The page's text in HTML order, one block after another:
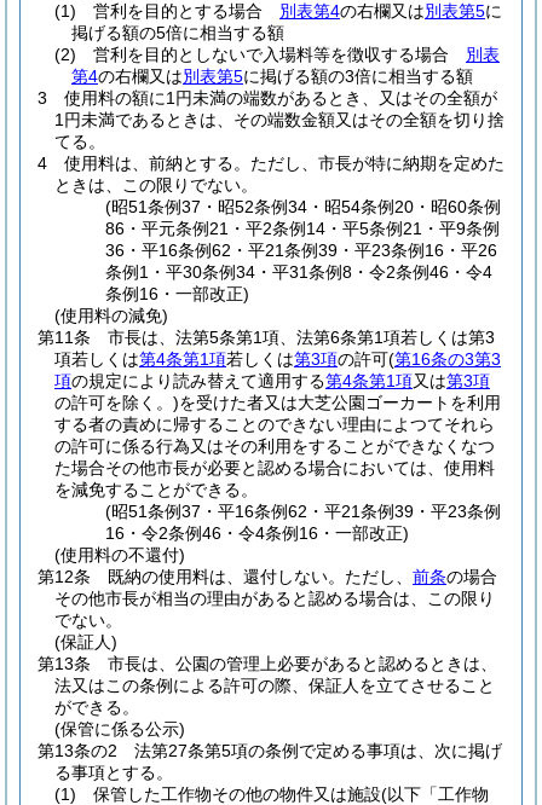
(1)
営利を目的とする場合 別表第4の右欄又は別表第5に
掲げる額の5倍に相当する額
(2)
営利を目的としないで入場料等を徴収する場合 別表
第4の右欄又は別表第5に掲げる額の3倍に相当する額
3
使用料の額に1円未満の端数があるとき、又はその全額が
1円未満であるときは、その端数金額又はその全額を切り捨
てる。
4
使用料は、前納とする。 ただし、市長が特に納期を定めた
ときは、この限りでない。
(昭51条例37・昭52条例34・昭54条例20・昭60条例
86・平元条例21・平2条例14・平5条例21・平9条例
36・平16条例62・平21条例39・平23条例16・平26
条例1・平30条例34・平31条例8・令2条例46・令4
条例16・一部改正)
(使用料の減免)
第11条
市長は、法第5条第1項、法第6条第1項若しくは第3
項若しくは第4条第1項若しくは第3項の許可(第16条の3第3
項の規定により読み替えて適用する第4条第1項又は第3項
の許可を除く。)を受けた者又は大芝公園ゴーカートを利用
する者の責めに帰することのできない理由によつてそれら
の許可に係る行為又はその利用をすることができなくなつ
た場合その他市長が必要と認める場合においては、使用料
を減免することができる。
(昭51条例37・平16条例62・平21条例39・平23条例
16・令2条例46・令4条例16・一部改正)
(使用料の不還付)
第12条
既納の使用料は、還付しない。 ただし、 前条の場合
その他市長が相当の理由があると認める場合は、この限り
でない。
(保証人)
第13条
市長は、公園の管理上必要があると認めるときは、
法又はこの条例による許可の際、保証人を立てさせること
ができる。
(保管に係る公示)
第13条の2
法第27条第5項の条例で定める事項は、次に掲げ
る事項とする。
(1)
保管した工作物その他の物件又は施設(以下「工作物